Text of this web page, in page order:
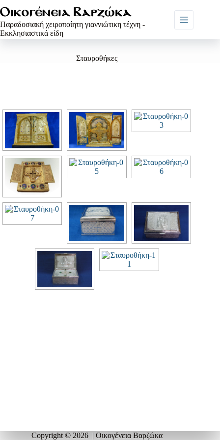
στο
περιεχόμενο
Παραδοσιακή χειροποίητη γιαννιώτικη τέχνη -
Eκκλησιαστικά είδη
Σταυροθήκες
Copyright © 2026 | Οικογένεια Βαρζώκα